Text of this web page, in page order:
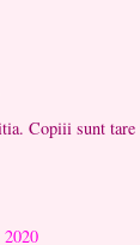
Copiii sunt tare